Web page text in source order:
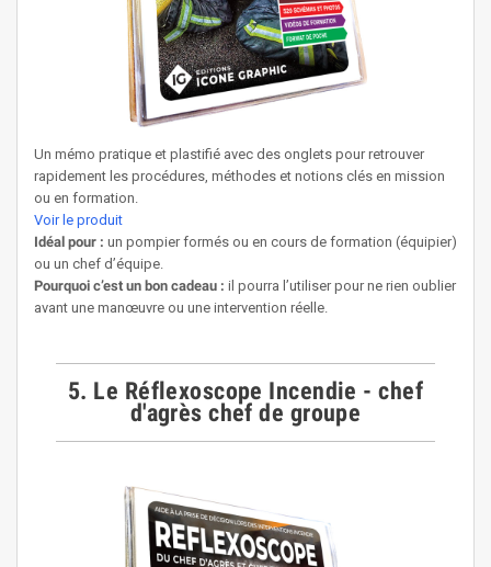
Un mémo pratique et plastifié avec des onglets pour retrouver
rapidement les procédures, méthodes et notions clés en mission
ou en formation.
Voir le produit
Idéal pour : un pompier formés ou en cours de formation (équipier)
ou un chef d’équipe.
Pourquoi c’est un bon cadeau : il pourra l’utiliser pour ne rien oublier
avant une manœuvre ou une intervention réelle.
5. Le Réflexoscope Incendie - chef
d'agrès chef de groupe